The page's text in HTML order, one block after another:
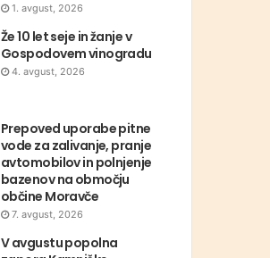
1. avgust, 2026
Že 10 let seje in žanje v
Gospodovem vinogradu
4. avgust, 2026
Prepoved uporabe pitne
vode za zalivanje, pranje
avtomobilov in polnjenje
bazenov na območju
občine Moravče
7. avgust, 2026
V avgustu popolna